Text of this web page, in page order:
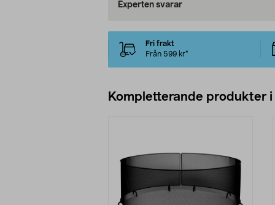
Experten svarar
Fri frakt
Från 599 kr*
Kompletterande produkter